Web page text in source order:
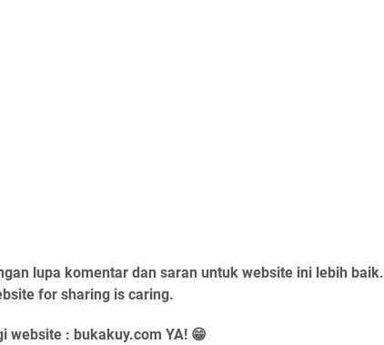
lupa komentar dan saran untuk website ini lebih baik.
for sharing is caring.
website : bukakuy.com YA! 😁